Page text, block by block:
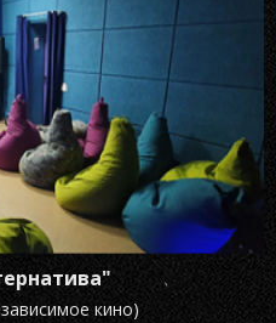
кино)